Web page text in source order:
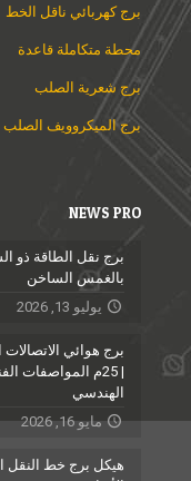
برج كهربائي ناقل الخط
محطة متكاملة قاعدة
برج شعرية الصلب
برج الميكروويف الصلب
NEWS PRO
برج نقل الطاقة ذو
بالغمس الساخن
يوليو 13, 2026
برج هوائي الاتصالات
الهندسي
مايو 16, 2026
هيكل برج خط النقل